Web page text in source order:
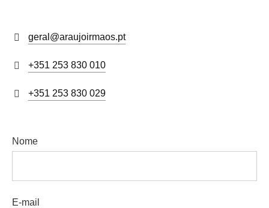
geral@araujoirmaos.pt
+351 253 830 010
+351 253 830 029
Nome
E-mail